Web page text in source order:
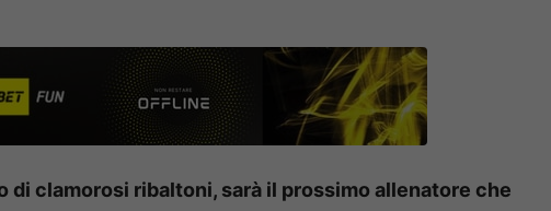
di clamorosi ribaltoni, sarà il prossimo allenatore che